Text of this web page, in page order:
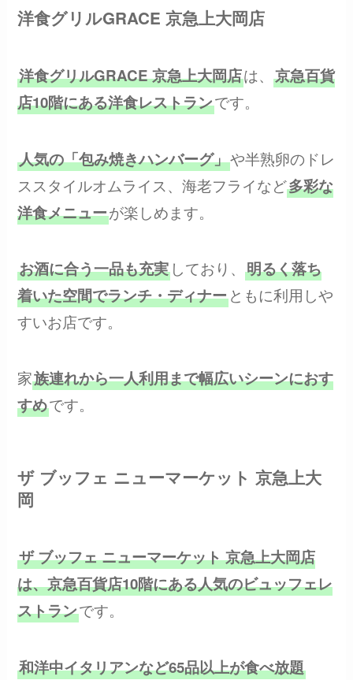
洋食グリルGRACE 京急上大岡店
洋食グリルGRACE 京急上大岡店は、京急百貨
店10階にある洋食レストランです。
人気の「包み焼きハンバーグ」や半熟卵のドレ
ススタイルオムライス、海老フライなど多彩な
洋食メニューが楽しめます。
お酒に合う一品も充実 しており、明るく落ち
着いた空間でランチ・ディナーともに利用しや
すいお店です。
家族連れから一人利用まで幅広いシーンにおす
すめです。
ザ ブッフェ ニューマーケット 京急上大
岡
ザ ブッフェ ニューマーケット 京急上大岡店
は、京急百貨店10階にある人気のビュッフェレ
ストランです。
和洋中イタリアンなど65品以上が食べ放題